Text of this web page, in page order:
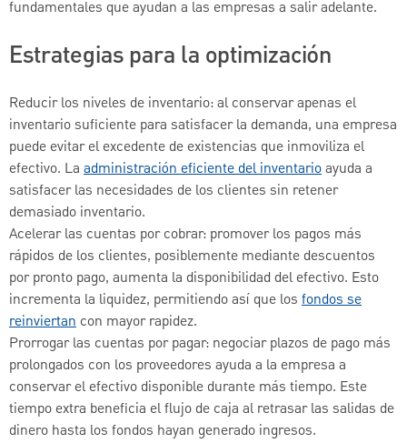
fundamentales que ayudan a las empresas a salir adelante.
Estrategias para la optimización
Reducir los niveles de inventario: al conservar apenas el
inventario suficiente para satisfacer la demanda, una empresa
puede evitar el excedente de existencias que inmoviliza el
efectivo. La administración eficiente del inventarioayuda a
satisfacer las necesidades de los clientes sin retener
demasiado inventario.
Acelerar las cuentas por cobrar: promover los pagos más
rápidos de los clientes, posiblemente mediante descuentos
por pronto pago, aumenta la disponibilidad del efectivo. Esto
incrementa la liquidez, permitiendo así que los fondos se
reinviertan con mayor rapidez.
Prorrogar las cuentas por pagar: negociar plazos de pago más
prolongados con los proveedores ayuda a la empresa a
conservar el efectivo disponible durante más tiempo. Este
tiempo extra beneficia el flujo de caja al retrasar las salidas de
dinero hasta los fondos hayan generado ingresos.